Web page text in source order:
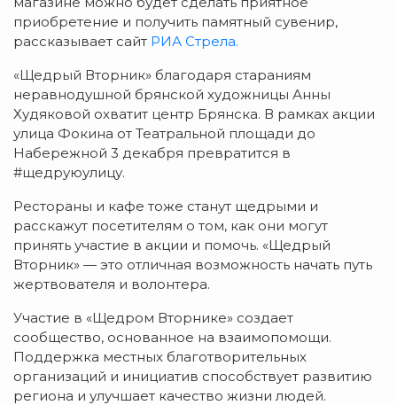
приобретение и получить памятный сувенир,
рассказывает сайт РИА Стрела.
«Щедрый Вторник» благодаря стараниям
неравнодушной брянской художницы Анны
Худяковой охватит центр Брянска. В рамках акции
улица Фокина от Театральной площади до
Набережной 3 декабря превратится в
#щедруюулицу.
Рестораны и кафе тоже станут щедрыми и
расскажут посетителям о том, как они могут
принять участие в акции и помочь. «Щедрый
Вторник» — это отличная возможность начать путь
жертвователя и волонтера.
Участие в «Щедром Вторнике» создает
сообщество, основанное на взаимопомощи.
Поддержка местных благотворительных
организаций и инициатив способствует развитию
региона и улучшает качество жизни людей.